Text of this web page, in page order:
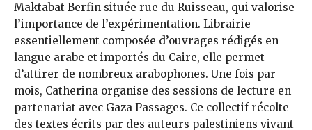
Maktabat Berfin située rue du Ruisseau, qui valorise
l’importance de l’expérimentation. Librairie
essentiellement composée d’ouvrages rédigés en
langue arabe et importés du Caire, elle permet
d’attirer de nombreux arabophones. Une fois par
mois, Catherina organise des sessions de lecture en
partenariat avec Gaza Passages. Ce collectif récolte
des textes écrits par des auteurs palestiniens vivant